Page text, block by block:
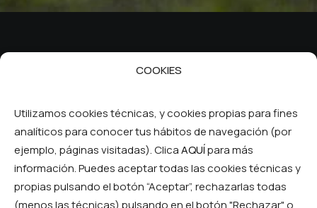
COOKIES
Utilizamos cookies técnicas, y cookies propias para fines
analíticos para conocer tus hábitos de navegación (por
ejemplo, páginas visitadas). ClicaAQUÍpara más
información. Puedes aceptar todas las cookies técnicas y
propias pulsando el botón “Aceptar”, rechazarlas todas
(menos las técnicas) pulsando en el botón "Rechazar" o
Política de Cookies
Aviso Legal
Contactar
Inicio